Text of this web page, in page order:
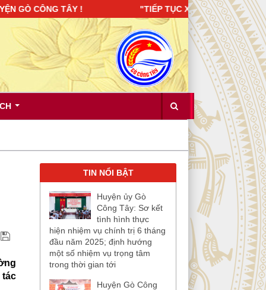
TÂY ! "TIẾP TỤC XÂY DỰNG ĐẢNG BỘ TRONG
tác
TIN NỔI BẬT
Huyện ủy Gò
Công Tây: Sơ kết
tình hình thực
hiện nhiệm vụ chính trị 6 tháng
đầu năm 2025; định hướng
một số nhiệm vụ trọng tâm
trong thời gian tới
Huyện Gò Công